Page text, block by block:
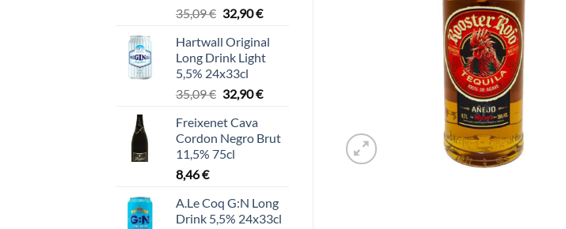
35,09€ Alkuperäinen
oli:
35,09 €.
32,90€Nykyinen
on:
32,90 €.
Hartwall Original
Long Drink Light
5,5% 24x33cl
35,09€ Alkuperäinen
oli:
35,09 €.
32,90€Nykyinen
32,90 €.
Freixenet Cava
Cordon Negro Brut
11,5% 75cl
8,46€
A.Le Coq G:N Long
Drink 5,5% 24x33cl